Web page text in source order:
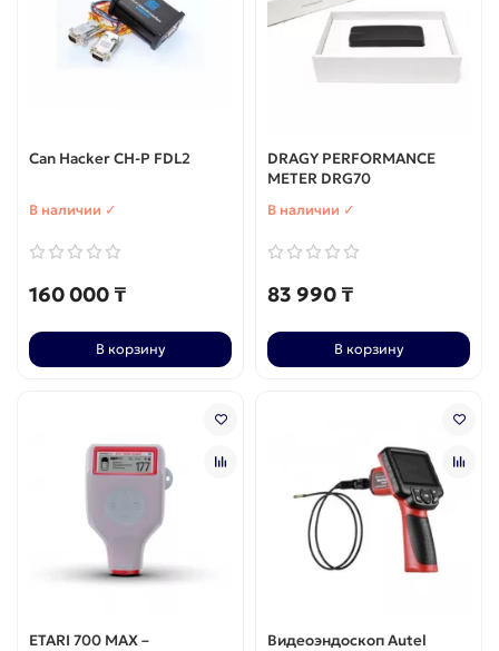
Can Hacker CH-P FDL2
В наличии ✓
160 000 ₸
В корзину
DRAGY PERFORMANCE
METER DRG70
В наличии ✓
83 990 ₸
В корзину
ETARI 700 MAX –
Видеоэндоскоп Autel